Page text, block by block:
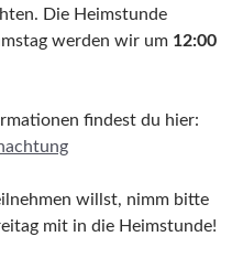
Die Heimstunde
werden wir um 12:00
findest du hier:
willst, nimm bitte
mit in die Heimstunde!